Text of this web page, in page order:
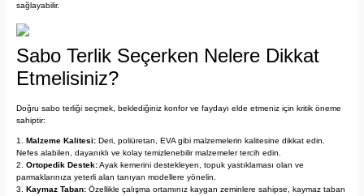
sağlayabilir.
Sabo Terlik Seçerken Nelere Dikkat
Etmelisiniz?
Doğru sabo terliği seçmek, beklediğiniz konfor ve faydayı elde etmeniz için kritik öneme
sahiptir:
Malzeme Kalitesi: Deri, poliüretan, EVA gibi malzemelerin kalitesine dikkat edin.
Nefes alabilen, dayanıklı ve kolay temizlenebilir malzemeler tercih edin.
Ortopedik Destek:Ayak kemerini destekleyen, topuk yastıklaması olan ve
parmaklarınıza yeterli alan tanıyan modellere yönelin.
Kaymaz Taban: Özellikle çalışma ortamınız kaygan zeminlere sahipse, kaymaz taban